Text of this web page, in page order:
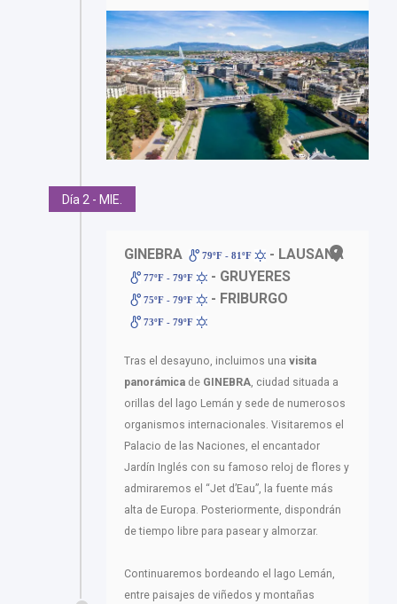
Día 2 - MIE.
GINEBRA 79ºF - 81ºF - LAUSANA
77ºF - 79ºF - GRUYERES
75ºF - 79ºF - FRIBURGO
73ºF - 79ºF
Tras el desayuno, incluimos una visita
panorámica de GINEBRA, ciudad situada a
orillas del lago Lemán y sede de numerosos
organismos internacionales. Visitaremos el
Palacio de las Naciones, el encantador
Jardín Inglés con su famoso reloj de flores y
admiraremos el “Jet d’Eau”, la fuente más
alta de Europa. Posteriormente, dispondrán
de tiempo libre para pasear y almorzar.
Continuaremos bordeando el lago Lemán,
entre paisajes de viñedos y montañas